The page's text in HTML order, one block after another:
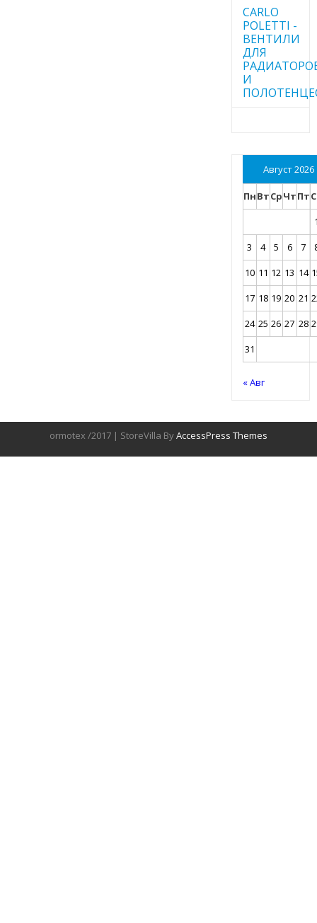
CARLO
POLETTI -
ВЕНТИЛИ
ДЛЯ
И
Август 2026
ПнВтСрЧтПт
3
4 5 6 7
10 11 12 13 14
17 18 19 20 21
24 25 26 27 28
31
« Авг
ormotex /2017 | StoreVilla ByAccessPress Themes